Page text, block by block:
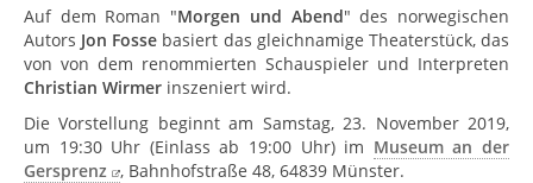
Auf dem Roman "Morgen und Abend" des norwegischen
Autors Jon Fosse basiert das gleichnamige Theaterstück, das
von von dem renommierten Schauspieler und Interpreten
Christian Wirmer inszeniert wird.
Die Vorstellung beginnt am Samstag, 23. November 2019,
um 19:30 Uhr (Einlass ab 19:00 Uhr) im Museum an der
Gersprenz
, Bahnhofstraße 48, 64839 Münster.